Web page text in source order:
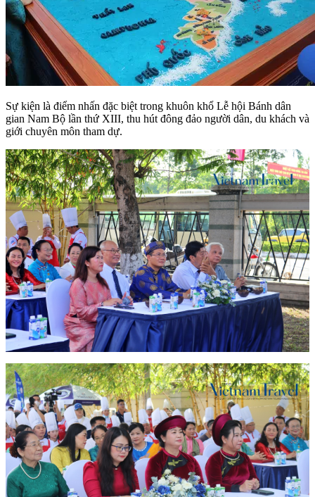
Sự kiện là điểm nhấn đặc biệt trong khuôn khổ Lễ hội Bánh dân
gian Nam Bộ lần thứ XIII, thu hút đông đảo người dân, du khách và
giới chuyên môn tham dự.